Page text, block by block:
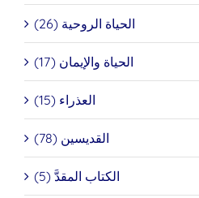
الحياة الروحية (26)
الحياة والإيمان (17)
العذراء (15)
القديسين (78)
الكتاب المقدَّ (5)